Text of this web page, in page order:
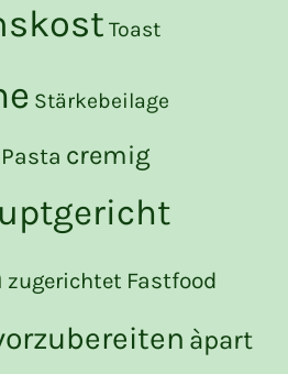
Toast
Stärkebeilage
Pasta cremig
zugerichtet Fastfood
àpart